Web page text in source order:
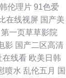
伦理片 91色爱
在线视屏 国产美
第一页草草影院
影 国产二区高清
在线看 欧美日韩
喷水 乱伦五月 国